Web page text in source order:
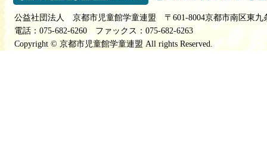
公益社団法人 京都市児童館学童連盟 〒601-8004京都市南区東九
電話：075-682-6260 ファックス：075-682-6263
Copyright © 京都市児童館学童連盟 All rights Reserved.